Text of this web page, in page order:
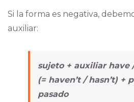
Si la forma es negativa,
auxiliar:
sujeto + auxiliar have
(= haven’t / hasn’t) +
pasado